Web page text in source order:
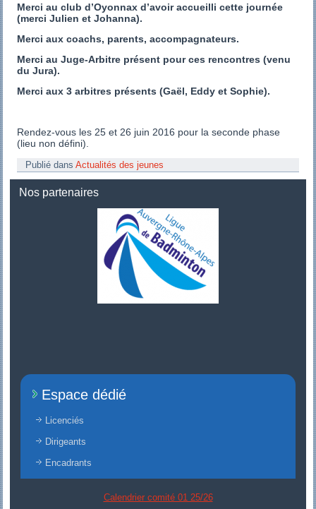
Merci au club d’Oyonnax d’avoir accueilli cette journée
(merci Julien et Johanna).
Merci aux coachs, parents, accompagnateurs.
Merci au Juge-Arbitre présent pour ces rencontres (venu
du Jura).
Merci aux 3 arbitres présents (Gaël, Eddy et Sophie).
Rendez-vous les 25 et 26 juin 2016 pour la seconde phase
(lieu non défini).
Publié dans Actualités des jeunes
Nos partenaires
Espace dédié
Licenciés
Dirigeants
Encadrants
Calendrier comité 01 25/26